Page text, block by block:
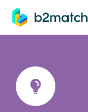
springen